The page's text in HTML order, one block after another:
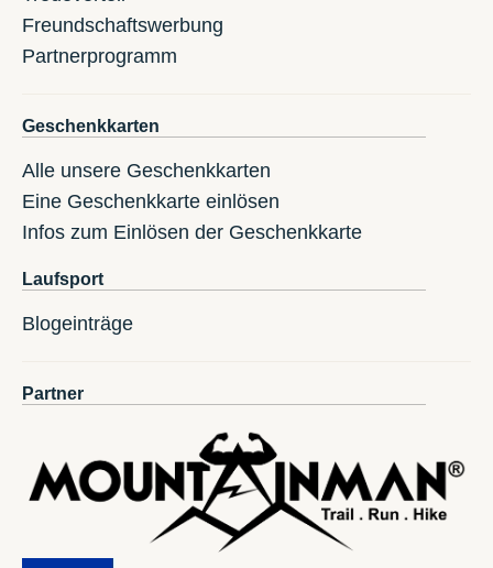
Freundschaftswerbung
Partnerprogramm
Geschenkkarten
Alle unsere Geschenkkarten
Eine Geschenkkarte einlösen
Infos zum Einlösen der Geschenkkarte
Laufsport
Blogeinträge
Partner